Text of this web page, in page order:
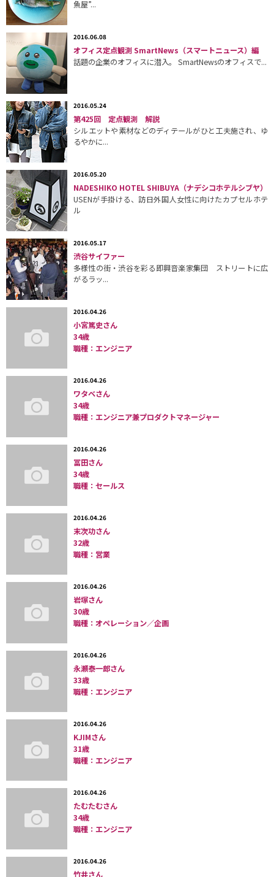
魚屋”...
2016.06.08
オフィス定点観測 SmartNews（スマートニュース）編
話題の企業のオフィスに潜入。 SmartNewsのオフィスで...
2016.05.24
第425回 定点観測 解説
シルエットや素材などのディテールがひと工夫施され、ゆ
るやかに...
2016.05.20
NADESHIKO HOTEL SHIBUYA（ナデシコホテルシブヤ）
USENが手掛ける、訪日外国人女性に向けたカプセルホテ
ル
2016.05.17
渋谷サイファー
多様性の街・渋谷を彩る即興音楽家集団 ストリートに広
がるラッ...
2016.04.26
小宮篤史さん
34歳
職種：エンジニア
2016.04.26
ワタベさん
34歳
職種：エンジニア兼プロダクトマネージャー
2016.04.26
冨田さん
34歳
職種：セールス
2016.04.26
末次功さん
32歳
職種：営業
2016.04.26
岩塚さん
30歳
職種：オペレーション／企画
2016.04.26
永瀬泰一郎さん
33歳
職種：エンジニア
2016.04.26
KJIMさん
31歳
職種：エンジニア
2016.04.26
たむたむさん
34歳
職種：エンジニア
2016.04.26
竹井さん